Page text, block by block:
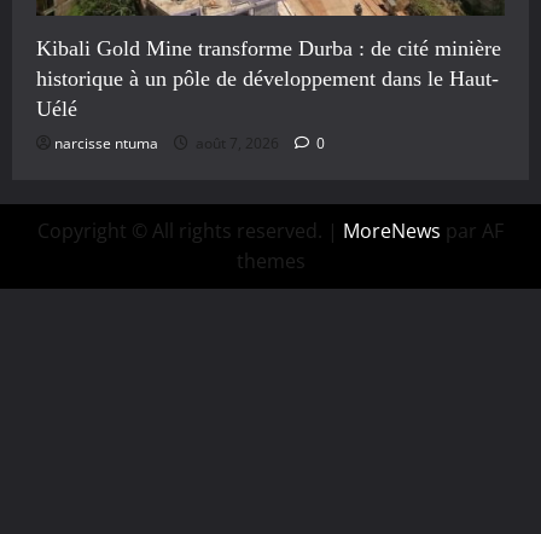
Kibali Gold Mine transforme Durba : de cité minière
historique à un pôle de développement dans le Haut-
Uélé
narcisse ntuma août 7, 2026 0
Copyright © All rights reserved. | MoreNews par AF
themes